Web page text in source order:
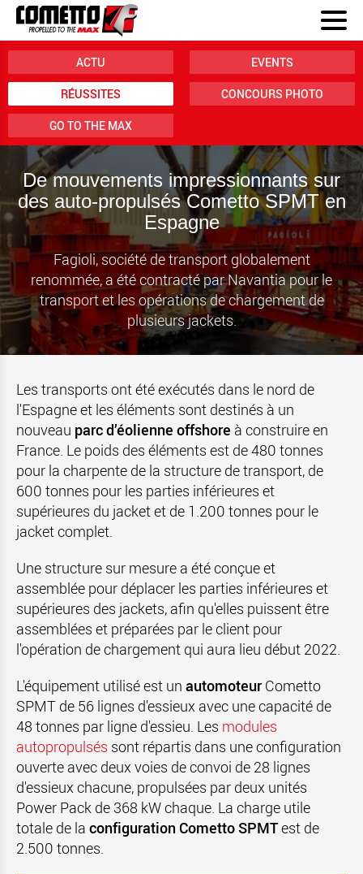
ACTU EVENTS
RÉUSSITES CONCOURS PHOTO
GO TO THE MAX
De mouvements impressionnants sur
des auto-propulsés Cometto SPMT en
Espagne
Fagioli, société de transport globalement
renommée, a été contracté par Navantia pour le
transport et les opérations de chargement de
plusieurs jackets.
Les transports ont été exécutés dans le nord de
l'Espagne et les éléments sont destinés à un
nouveau parc d’éolienne offshore à construire en
France. Le poids des éléments est de 480 tonnes
pour la charpente de la structure de transport, de
600 tonnes pour les parties inférieures et
supérieures du jacket et de 1.200 tonnes pour le
jacket complet.
Une structure sur mesure a été conçue et
assemblée pour déplacer les parties inférieures et
supérieures des jackets, afin qu'elles puissent être
assemblées et préparées par le client pour
l'opération de chargement qui aura lieu début 2022.
L'équipement utilisé est un automoteur Cometto
SPMT de 56 lignes d'essieux avec une capacité de
48 tonnes par ligne d'essieu. Les modules
autopropulsés sont répartis dans une configuration
ouverte avec deux voies de convoi de 28 lignes
d'essieux chacune, propulsées par deux unités
Power Pack de 368 kW chaque. La charge utile
totale de la configuration Cometto SPMTest de
2.500 tonnes.